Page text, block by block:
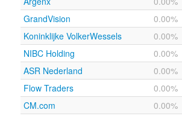
GrandVision
0.00%
Koninklijke VolkerWessels
0.00%
NIBC Holding
0.00%
ASR Nederland
0.00%
Flow Traders
0.00%
CM.com
0.00%